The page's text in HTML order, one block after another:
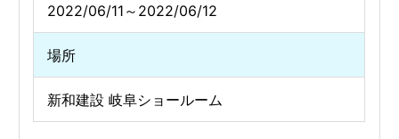
2022/06/11～2022/06/12
場所
新和建設 岐阜ショールーム